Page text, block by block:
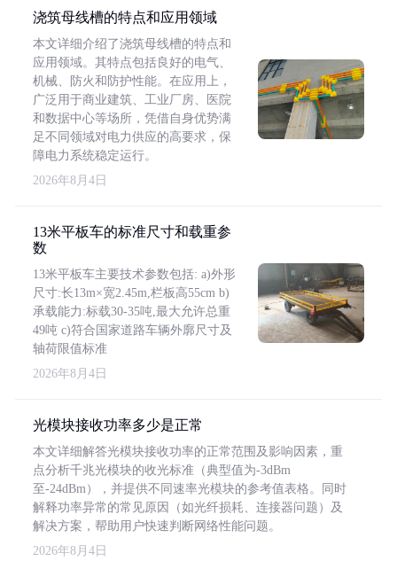
浇筑母线槽的特点和应用领域
本文详细介绍了浇筑母线槽的特点和
应用领域。其特点包括良好的电气、
机械、防火和防护性能。在应用上，
广泛用于商业建筑、工业厂房、医院
和数据中心等场所，凭借自身优势满
足不同领域对电力供应的高要求，保
障电力系统稳定运行。
2026年8月4日
13米平板车的标准尺寸和载重参
数
13米平板车主要技术参数包括: a)外形
尺寸:长13m×宽2.45m,栏板高55cm b)
承载能力:标载30-35吨,最大允许总重
49吨 c)符合国家道路车辆外廓尺寸及
轴荷限值标准
2026年8月4日
光模块接收功率多少是正常
本文详细解答光模块接收功率的正常范围及影响因素，重
点分析千兆光模块的收光标准（典型值为-3dBm
至-24dBm），并提供不同速率光模块的参考值表格。同时
解释功率异常的常见原因（如光纤损耗、连接器问题）及
解决方案，帮助用户快速判断网络性能问题。
2026年8月4日